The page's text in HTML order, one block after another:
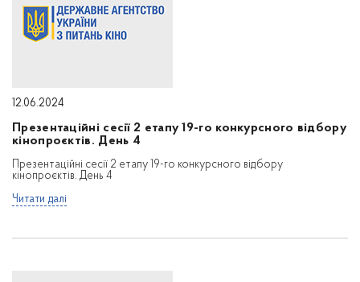
12.06.2024
Презентаційні сесії 2 етапу 19-го конкурсного відбору
кінопроєктів. День 4
Презентаційні сесії 2 етапу 19-го конкурсного відбору
кінопроєктів. День 4
Читати далі